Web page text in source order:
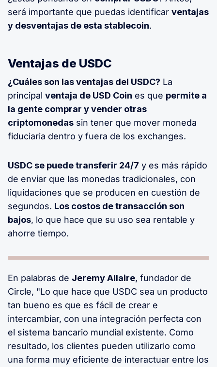
será importante que puedas identificar ventajas
y desventajas de esta stablecoin.
Ventajas de USDC
¿Cuáles son las ventajas del USDC? La
principal ventaja de USD Coin es que permite a
la gente comprar y vender otras
criptomonedas sin tener que mover moneda
fiduciaria dentro y fuera de los exchanges.
USDC se puede transferir 24/7 y es más rápido
de enviar que las monedas tradicionales, con
liquidaciones que se producen en cuestión de
segundos. Los costos de transacción son
bajos, lo que hace que su uso sea rentable y
ahorre tiempo.
En palabras de Jeremy Allaire, fundador de
Circle, "Lo que hace que USDC sea un producto
tan bueno es que es fácil de crear e
intercambiar, con una integración perfecta con
el sistema bancario mundial existente. Como
resultado, los clientes pueden utilizarlo como
una forma muy eficiente de interactuar entre los